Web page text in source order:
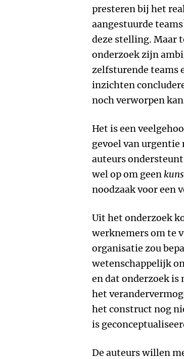
presteren bij het
aangestuurde
deze stelling. Maar
onderzoek zijn
zelfsturende teams
inzichten
noch verworpen kan
Het is een
gevoel van urgentie
auteurs
wel op om geen
noodzaak voor een
Uit het onderzoek
werknemers om te
organisatie zou
wetenschappelijk
en dat onderzoek
het
het construct nog
is
De auteurs willen